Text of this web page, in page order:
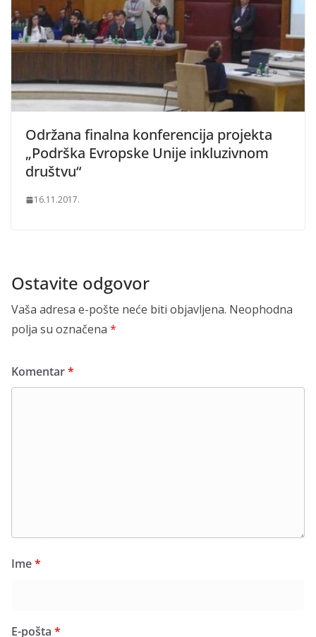
Održana finalna konferencija projekta
„Podrška Evropske Unije inkluzivnom
društvu“
16.11.2017.
Ostavite odgovor
Vaša adresa e-pošte neće biti objavljena. Neophodna
polja su označena *
Komentar*
Ime*
E-pošta *